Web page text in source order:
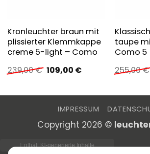
Kronleuchter braun mit
plissierter Klemmkappe
creme 5-light – Como
239,00€ Ursprünglicher
Preis
239,00 €
109,00 €Aktueller
109,00 €.
taupe
Como 5
255,00€
IMPRESSUM
Copyright 2026 ©